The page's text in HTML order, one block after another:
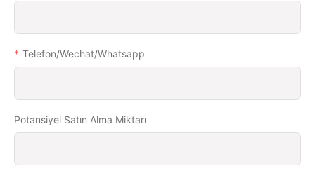
Telefon/wechat/whatsapp
Potansiyel Satın Alma Miktarı